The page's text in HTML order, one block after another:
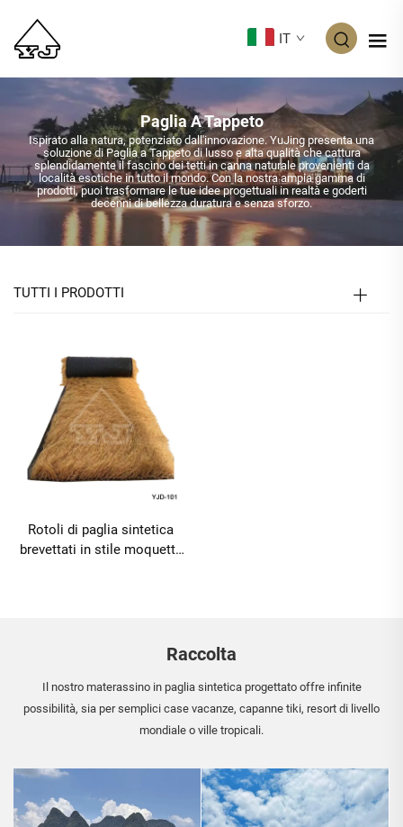
IT
Paglia A Tappeto
Ispirato alla natura, potenziato dall'innovazione. YuJing presenta una
soluzione di Paglia a Tappeto di lusso e alta qualità che cattura
splendidamente il fascino dei tetti in canna naturale provenienti da
località esotiche in tutto il mondo. Con la nostra ampia gamma di
prodotti, puoi trasformare le tue idee progettuali in realtà e goderti
decenni di bellezza duratura e senza sforzo.
TUTTI I PRODOTTI
Rotoli di paglia sintetica
brevettati in stile moquette
Raccolta
Il nostro materassino in paglia sintetica progettato offre infinite
possibilità, sia per semplici case vacanze, capanne tiki, resort di livello
mondiale o ville tropicali.